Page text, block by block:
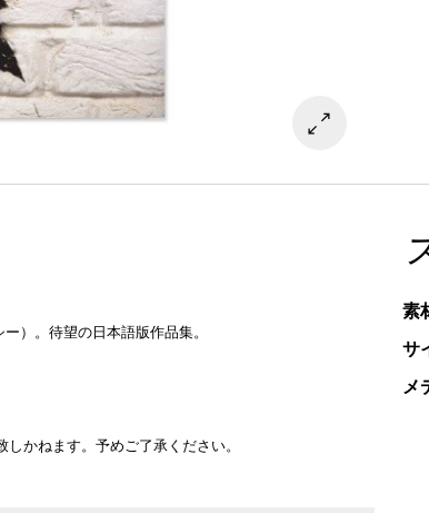
）。待望の日本語版作品集。
かねます。予めご了承ください。
素
サ
メ